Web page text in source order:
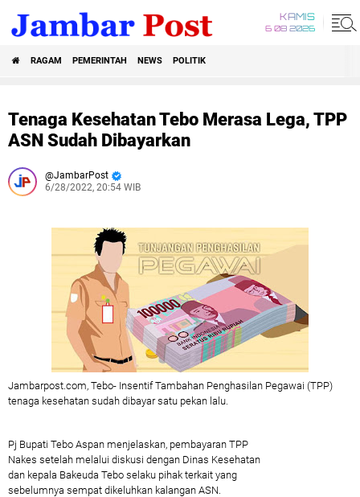
KAMIS
6 08 2026
RAGAM PEMERINTAH NEWS POLITIK
Tenaga Kesehatan Tebo Merasa Lega, TPP
ASN Sudah Dibayarkan
JambarPost
6/28/2022, 20:54 WIB
Jambarpost.com, Tebo- Insentif Tambahan Penghasilan Pegawai (TPP)
tenaga kesehatan sudah dibayar satu pekan lalu.
Pj Bupati Tebo Aspan menjelaskan, pembayaran TPP
Nakes setelah melalui diskusi dengan Dinas Kesehatan
dan kepala Bakeuda Tebo selaku pihak terkait yang
sebelumnya sempat dikeluhkan kalangan ASN.